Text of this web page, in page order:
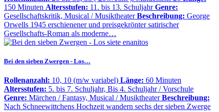
150 Minuten Altersstufen: 11. bis 13. Schuljahr Genre:
Gesellschaftskritik, Musical / Musiktheater Beschreibung: George
Orwells 1945 erschienener und preisgekrönter satirischer
Gesellschafts-Roman als moderne…
Bei den sieben Zwergen - Los…
Rollenanzahl: 10, 10 (m/w variabel) Länge: 60 Minuten
Altersstufen: 5. bis 7. Schuljahr, Bis 4. Schuljahr / Vorschule
Genre: Märchen / Fantasy, Musical / Musiktheater Beschreibung:
Nach Schneewittchens Hochzeit wandern sechs der sieben Zwerge